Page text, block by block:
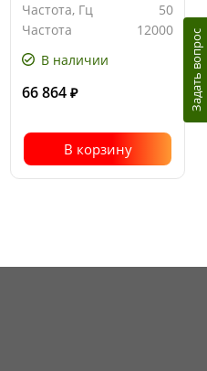
Частота, Гц
50
Частота
об/мин
12000
В наличии
66 864 ₽
В корзину
Задать вопрос